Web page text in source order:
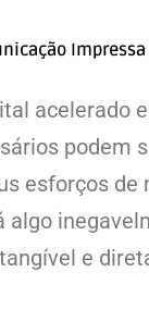
Impressa
acelerado
podem
esforços de
algo
e